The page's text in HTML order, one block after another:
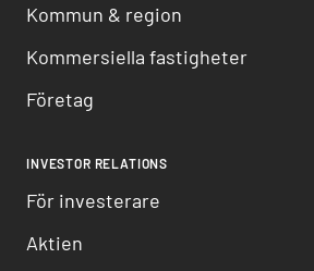
Kommun & region
Kommersiella fastigheter
Företag
INVESTOR RELATIONS
För investerare
Aktien